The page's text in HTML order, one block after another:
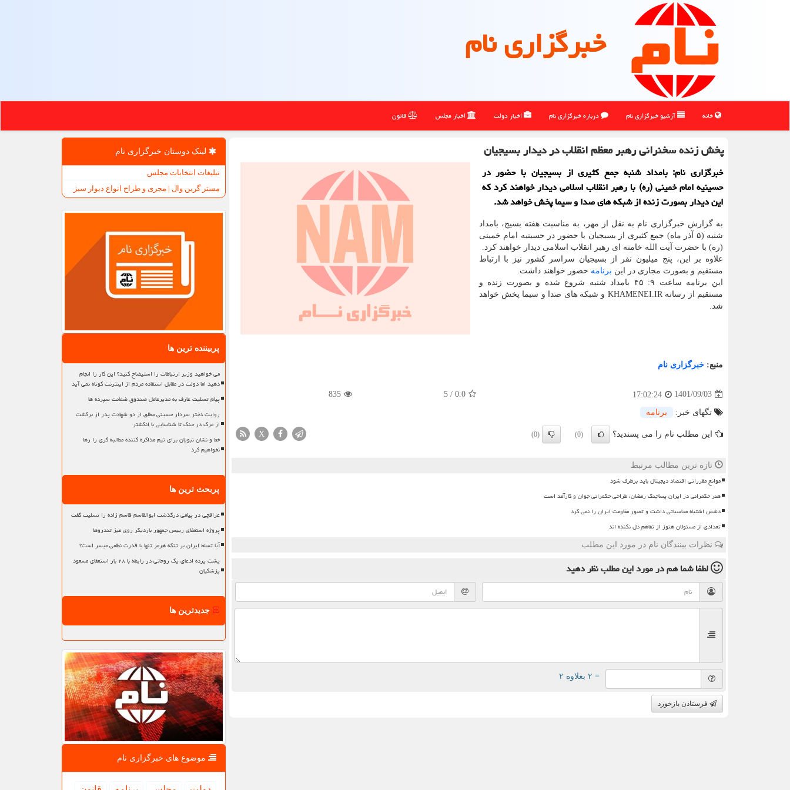
خبرگزاری نام
خانه آرشیو خبرگزاری نام درباره خبرگزاری نام اخبار دولت اخبار مجلس قانون
پخش زنده سخنرانی رهبر معظم انقلاب در دیدار بسیجیان
خبرگزاری نام: بامداد شنبه جمع کثیری از بسیجیان با حضور در
حسینیه امام خمینی (ره) با رهبر انقلاب اسلامی دیدار خواهند کرد که
این دیدار بصورت زنده از شبکه های صدا و سیما پخش خواهد شد.
به گزارش خبرگزاری نام به نقل از مهر، به مناسبت هفته بسیج، بامداد
شنبه (۵ آذر ماه) جمع کثیری از بسیجیان با حضور در حسینیه امام خمینی
(ره) با حضرت آیت الله خامنه ای رهبر انقلاب اسلامی دیدار خواهند کرد.
علاوه بر این، پنج میلیون نفر از بسیجیان سراسر کشور نیز با ارتباط
مستقیم و بصورت مجازی در این برنامه حضور خواهند داشت.
این برنامه ساعت ۹: ۴۵ بامداد شنبه شروع شده و بصورت زنده و
مستقیم از رسانه KHAMENEI.IR و شبکه های صدا و سیما پخش خواهد
شد.
منبع: خبرگزاری نام
1401/09/03
17:02:24
0.0
/
5
835
تگهای خبر: برنامه
این مطلب نام را می پسندید؟ (0)
(0)
X
تازه ترین مطالب مرتبط
موانع مقرراتی اقتصاد دیجیتال باید برطرف شود
هنر حکمرانی در ایران پساجنگ رمضان، طراحی حکمرانی جوان و کارآمد است
دشمن اشتباه محاسباتی داشت و تصور مقاومت ایران را نمی کرد
تعدادی از مسئولان هنوز از تفاهم دل نکنده اند
نظرات بینندگان نام در مورد این مطلب
لطفا شما همدر مورد این مطلبنظر دهید
= ۲ بعلاوه ۲
فرستادن بازخورد
لینک دوستان خبرگزاری نام
تبلیغات انتخابات مجلس
مستر گرین وال | مجری و طراح انواع دیوار سبز
پربیننده ترین ها
می خواهید وزیر ارتباطات را استیضاح کنید؟ این کار را انجام
دهید اما دولت در مقابل استفاده مردم از اینترنت کوتاه نمی آید
پیام تسلیت عارف به مدیرعامل صندوق ضمانت سپرده ها
روایت دختر سردار حسینی مطلق از دو شهادت پدر از برگشت
از مرگ در جنگ تا شناسایی با انگشتر
خط و نشان نبویان برای تیم مذاکره کننده مطالبه گری را رها
نخواهیم کرد
پربحث ترین ها
عراقچی در پیامی درگذشت ابوالقاسم قاسم زاده را تسلیت گفت
پروژه استعفای رییس جمهور باردیگر روی میز تندروها
آیا تسلط ایران بر تنگه هرمز تنها با قدرت نظامی میسر است؟
پشت پرده ادعای یک روحانی در رابطه با ۲۸ بار استعفای مسعود
پزشکیان
جدیدترین ها
موضوع های خبرگزاری نام